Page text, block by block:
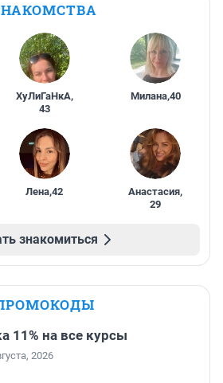
ХуЛиГаНкА,
43
Милана,40
Лена,42 Анастасия,
29
знакомиться
11% на все курсы
2026